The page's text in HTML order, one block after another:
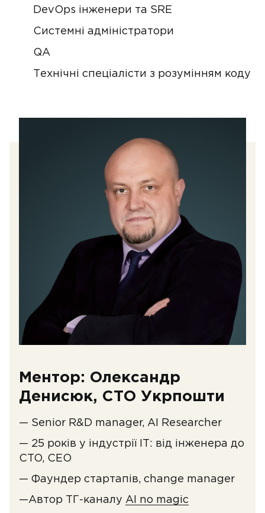
DevOps інженери та SRE
Системні адміністратори
QA
Технічні спеціалісти з розумінням коду
Ментор: Олександр
Денисюк, СТО Укрпошти
— Senior R&D manager, AI Researcher
— 25 років у індустрії ІТ: від інженера до
CTO, CEO
— Фаундер стартапів, change manager
—Автор ТГ-каналу AI no magic